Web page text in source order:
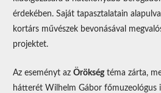
érdekében. Saját tapasztalatain
kortárs művészek bevonásával
projektet.
Az eseményt az Örökségtéma zárta,
hátterét Wilhelm Gábor főmuzeológus